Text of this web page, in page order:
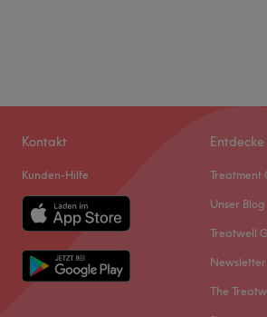
Kontakt
Kunden-Hilfe
Entdecke
Treatment
Unser Blog
Treatwell
The